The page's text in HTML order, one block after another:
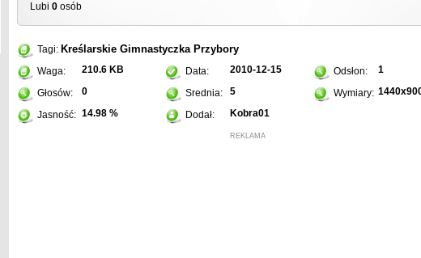
Lubi 0 osób
Tagi: Kreślarskie Gimnastyczka Przybory
Waga: 210.6 KB Data: 2010-12-15 Odsłon: 1
Głosów: 0 Srednia: 5 Wymiary:
Jasność: 14.98 % Dodał: Kobra01
REKLAMA